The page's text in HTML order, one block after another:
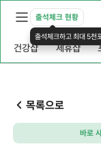
출석체크 현황
출석체크하고 최대 5천
건강샵 제휴샵
목록으로
바로